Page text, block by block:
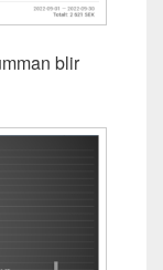
blir